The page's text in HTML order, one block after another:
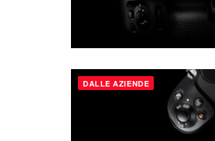
DALLE AZIENDE